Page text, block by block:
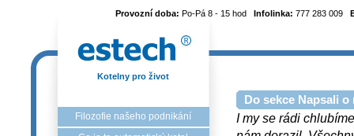
Provozní doba: Po-Pá 8 - 15 hod Infolinka: 777 283 009
Kotelny pro život
Filozofie našeho podnikání
Do sekce Napsali
I my se rádi